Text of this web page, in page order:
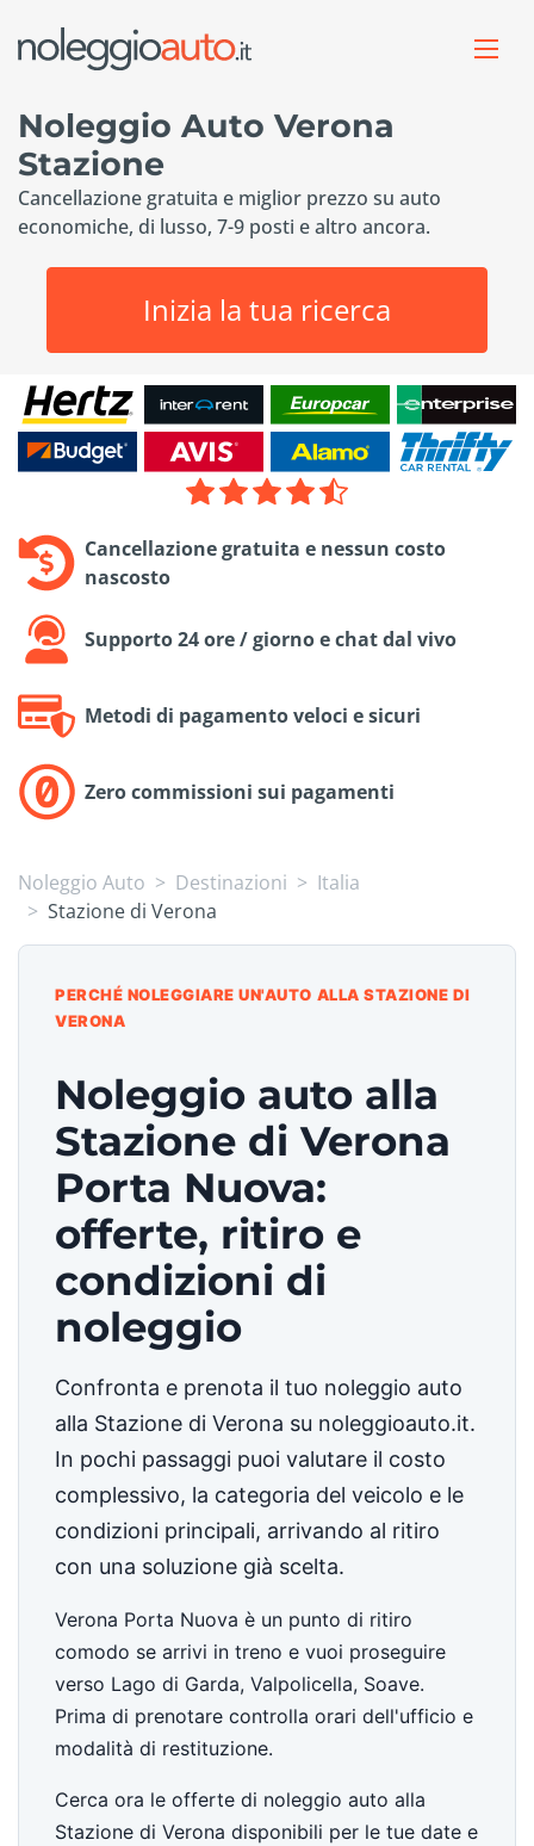
Noleggio Auto Verona
Stazione
Cancellazione gratuita e miglior prezzo su auto
economiche, di lusso, 7-9 posti e altro ancora.
Inizia la tua ricerca
Cancellazione gratuita e nessun costo
nascosto
Supporto 24 ore / giorno e chat dal vivo
Metodi di pagamento veloci e sicuri
Zero commissioni sui pagamenti
Noleggio Auto Destinazioni
Italia
Stazione di Verona
PERCHÉ NOLEGGIARE UN'AUTO ALLA STAZIONE DI
VERONA
Noleggio auto alla
Stazione di Verona
Porta Nuova:
offerte, ritiro e
condizioni di
noleggio
Confronta e prenota il tuo noleggio auto
alla Stazione di Verona su noleggioauto.it.
In pochi passaggi puoi valutare il costo
complessivo, la categoria del veicolo e le
condizioni principali, arrivando al ritiro
con una soluzione già scelta.
Verona Porta Nuova è un punto di ritiro
comodo se arrivi in treno e vuoi proseguire
verso Lago di Garda, Valpolicella, Soave.
Prima di prenotare controlla orari dell'ufficio e
modalità di restituzione.
Cerca ora le offerte di noleggio auto alla
Stazione di Verona disponibili per le tue date e